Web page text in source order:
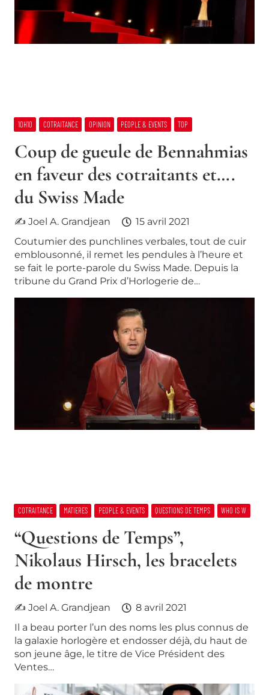
10H10 COTRAITANCE OPINION PEOPLE & EVENTS TOP
Coup de gueule de Bennahmias
en faveur des cotraitants et….
du Swiss Made
✍ Joel A. Grandjean
15 avril 2021
Coutumier des punchlines verbales, tout de cuir
emblousonné, il remet les pendules à l’heure et
se fait le porte-parole du Swiss Made. Depuis la
tribune du Grand Prix d’Horlogerie de…
COTRAITANCE MATIERES PEOPLE & EVENTS QUESTIONS DE TEMPS WHO IS W
“Questions de Temps”,
Nikolaus Hirsch, les bracelets
de montre
✍ Joel A. Grandjean
8 avril 2021
Il a beau porter l’un des noms les plus connus de
la galaxie horlogère et endosser déjà, du haut de
son jeune âge, le titre de Vice Président des
Ventes…